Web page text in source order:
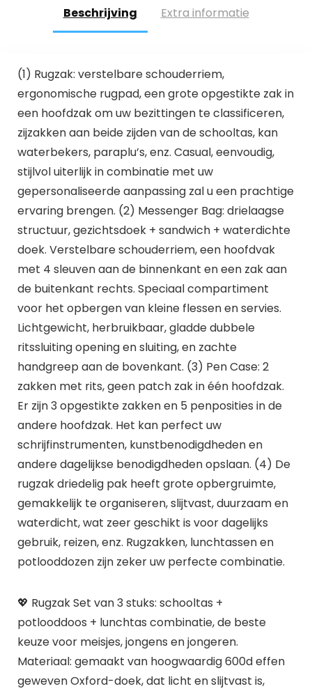
Beschrijving Extra informatie
(1) Rugzak: verstelbare schouderriem,
ergonomische rugpad, een grote opgestikte zak in
een hoofdzak om uw bezittingen te classificeren,
zijzakken aan beide zijden van de schooltas, kan
waterbekers, paraplu’s, enz. Casual, eenvoudig,
stijlvol uiterlijk in combinatie met uw
gepersonaliseerde aanpassing zal u een prachtige
ervaring brengen. (2) Messenger Bag: drielaagse
structuur, gezichtsdoek + sandwich + waterdichte
doek. Verstelbare schouderriem, een hoofdvak
met 4 sleuven aan de binnenkant en een zak aan
de buitenkant rechts. Speciaal compartiment
voor het opbergen van kleine flessen en servies.
Lichtgewicht, herbruikbaar, gladde dubbele
ritssluiting opening en sluiting, en zachte
handgreep aan de bovenkant. (3) Pen Case: 2
zakken met rits, geen patch zak in één hoofdzak.
Er zijn 3 opgestikte zakken en 5 penposities in de
andere hoofdzak. Het kan perfect uw
schrijfinstrumenten, kunstbenodigdheden en
andere dagelijkse benodigdheden opslaan. (4) De
rugzak driedelig pak heeft grote opbergruimte,
gemakkelijk te organiseren, slijtvast, duurzaam en
waterdicht, wat zeer geschikt is voor dagelijks
gebruik, reizen, enz. Rugzakken, lunchtassen en
potlooddozen zijn zeker uw perfecte combinatie.
💖 Rugzak Set van 3 stuks: schooltas +
potlooddoos + lunchtas combinatie, de beste
keuze voor meisjes, jongens en jongeren.
Materiaal: gemaakt van hoogwaardig 600d effen
geweven Oxford-doek, dat licht en slijtvast is,